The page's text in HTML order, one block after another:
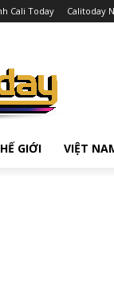
Cali Today Calitoday
GIỚI VIỆT